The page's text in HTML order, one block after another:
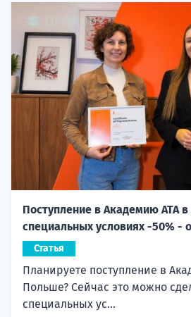
Поступление в Академию ATA
специальных условиях -50% -
Статья
Планируете поступление в
Польше? Сейчас это можно
специальных ус...